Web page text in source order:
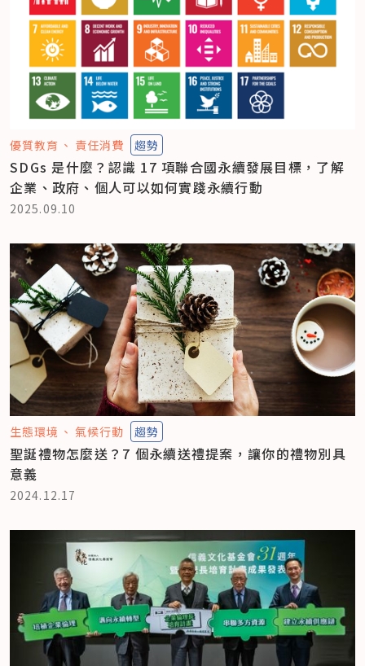
優質教育 責任消費 趨勢
SDGs 是什麼？認識 17 項聯合國永續發展目標，了解
企業、政府、個人可以如何實踐永續行動
2025.09.10
生態環境 氣候行動 趨勢
聖誕禮物怎麼送？7 個永續送禮提案，讓你的禮物別具
意義
2024.12.17